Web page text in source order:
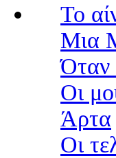
Το
Μια
Όταν
Οι
Άρτα
Οι